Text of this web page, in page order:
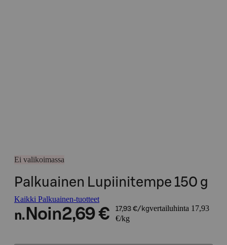
Ei valikoimassa
Palkuainen Lupiinitempe 150 g
Kaikki Palkuainen-tuotteet
n. Noin2,69 € 17,93 €/kgvertailuhinta 17,93
€/kg